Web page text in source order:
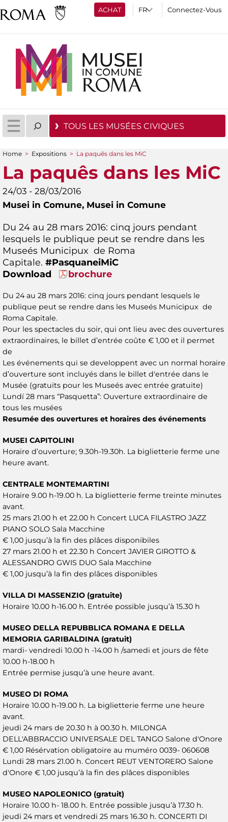
ACHAT Connectez-Vous
TOUS LES MUSÉES CIVIQUES
You are here
Home > Expositions > La paquês dans les MiC
La paquês dans les MiC
24/03 - 28/03/2016
Musei in Comune, Musei in Comune
Du 24 au 28 mars 2016: cinq jours pendant
lesquels le publique peut se rendre dans les
Museés Municipux de Roma
Capitale. #PasquaneiMiC
Download
brochure
Du 24 au 28 mars 2016: cinq jours pendant lesquels le
publique peut se rendre dans les Museés Municipux de
Roma Capitale.
Pour les spectacles du soir, qui ont lieu avec des ouvertures
extraordinaires, le billet d’entrée coûte € 1,00 et il permet
de
Les événements qui se developpent avec un normal horaire
d’ouverture sont incluyés dans le billet d'entrée dans le
Musée (gratuits pour les Museés avec entrée gratuite)
Lundí 28 mars “Pasquetta”: Ouverture extraordinaire de
tous les musées
Resumée des ouvertures et horaires des événements
MUSEI CAPITOLINI
Horaire d’ouverture; 9.30h-19.30h. La biglietterie ferme une
heure avant.
CENTRALE MONTEMARTINI
Horaire 9.00 h-19.00 h. La biglietterie ferme treinte minutes
avant.
25 mars 21.00 h et 22.00 h Concert LUCA FILASTRO JAZZ
PIANO SOLO Sala Macchine
€ 1,00 jusqu’à la fin des plâces disponibiles
27 mars 21.00 h et 22.30 h Concert JAVIER GIROTTO &
ALESSANDRO GWIS DUO Sala Macchine
€ 1,00 jusqu’à la fin des plâces disponibles
VILLA DI MASSENZIO (gratuite)
Horaire 10.00 h-16.00 h. Entrée possible jusqu’à 15.30 h
MUSEO DELLA REPUBBLICA ROMANA E DELLA
MEMORIA GARIBALDINA (gratuit)
mardi- vendredi 10.00 h -14.00 h /samedi et jours de fête
10.00 h-18.00 h
Entrée permise jusqu’à une heure avant.
MUSEO DI ROMA
Horaire 10.00 h-19.00 h. La biglietterie ferme une heure
avant.
jeudi 24 mars de 20.30 h à 00.30 h. MILONGA
DELL'ABBRACCIO UNIVERSALE DEL TANGO Salone d'Onore
€ 1,00 Résérvation obligatoire au muméro 0039- 060608
Lundi 28 mars 21.00 h. Concert REUT VENTORERO Salone
d'Onore € 1,00 jusqu’à la fin des plâces disponibles
MUSEO NAPOLEONICO (gratuit)
Horaire 10.00 h- 18.00 h. Entrée possible jusqu’à 17.30 h.
jeudi 24 mars et vendredi 25 mars 16.30 h. CONCERTI DI